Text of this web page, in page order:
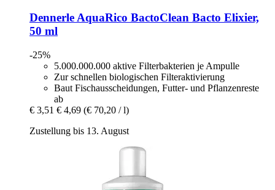
Dennerle AquaRico BactoClean Bacto Elixier,
50 ml
-25%
5.000.000.000 aktive Filterbakterien je Ampulle
Zur schnellen biologischen Filteraktivierung
Baut Fischausscheidungen, Futter- und Pflanzenreste
ab
€ 3,51 € 4,69 (€ 70,20 / l)
Zustellung bis 13. August